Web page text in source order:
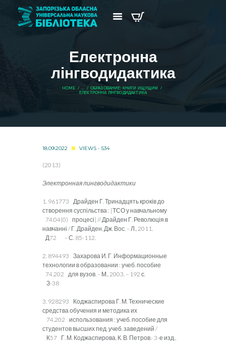
Електронна
лінгводидактика
HOME ...
ОБРАЗОВАНИЕ: КНИГИ ИЩУЩИМ
ЕЛЕКТРОННА ЛІНГВОДИДАКТИКА
18.09.2022 VIEWS - 534
(2013)
Электронная лингводидактики
1. 961773 Драйден Г. Тринадцять кроків до
створення суспільства : [ТСО у навчальному
74.04(0) процесі] // Драйден Г. Революція в
навчанні / Г. Драйден, Дж. Вос. – Л., 2011.
Д72 – С. 85-112.
2. 894493 Захарова И. Г. Информационные
технологии в образовании : учеб. пособие
74.202 для вузов. – М., 2003. – 192 с.
З-38
3. 928293 Коджаспирова Г. М. Технические
средства обучения и методика их
74.202 использования : учеб. пособие для
студентов высших пед. учеб. заведений /
К57 Г. М. Коджаспирова, К. В. Петров.- 3-е изд.,